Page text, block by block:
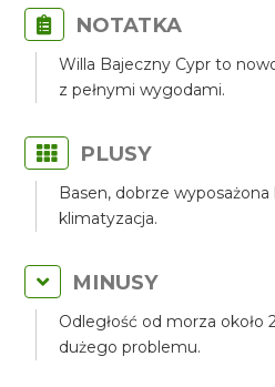
NOTATKA
Willa Bajeczny Cypr to
z pełnymi wygodami.
PLUSY
Basen, dobrze
klimatyzacja.
MINUSY
Odległość od morza około
dużego problemu.